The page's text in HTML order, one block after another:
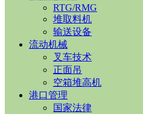
RTG/RMG
堆取料机
输送设备
流动机械
叉车技术
正面吊
空箱堆高机
港口管理
国家法律